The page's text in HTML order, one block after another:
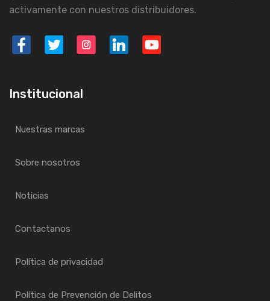
activamente con nuestros distribuidores.
Institucional
Nuestras marcas
Sobre nosotros
Noticias
Contactanos
Política de privacidad
Política de Prevención de Delitos